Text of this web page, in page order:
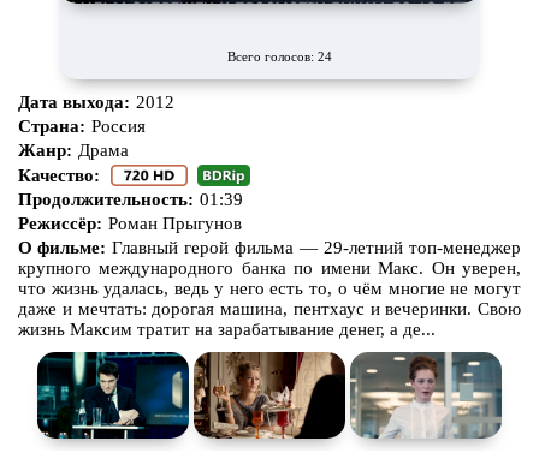
Всего голосов: 24
Дата выхода: 2012
Страна: Россия
Жанр: Драма
Качество:
Продолжительность: 01:39
Режиссёр: Роман Прыгунов
О фильме: Главный герой фильма — 29-летний топ-менеджер
крупного международного банка по имени Макс. Он уверен,
что жизнь удалась, ведь у него есть то, о чём многие не могут
даже и мечтать: дорогая машина, пентхаус и вечеринки. Свою
жизнь Максим тратит на зарабатывание денег, а де...